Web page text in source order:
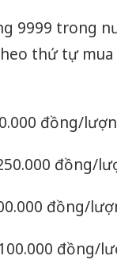
9999 trong
thứ tự
đồng/
đồng/
đồng/
đồng/